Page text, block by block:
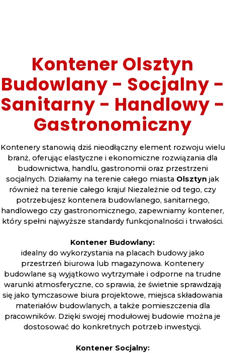
Kontener Olsztyn
Budowlany - Socjalny -
Sanitarny - Handlowy -
Gastronomiczny
Kontenery stanowią dziś nieodłączny element rozwoju wielu
branż, oferując elastyczne i ekonomiczne rozwiązania dla
budownictwa, handlu, gastronomii oraz przestrzeni
socjalnych. Działamy na terenie całego miasta Olsztyn jak
również na terenie całego kraju! Niezależnie od tego, czy
potrzebujesz kontenera budowlanego, sanitarnego,
handlowego czy gastronomicznego, zapewniamy kontener,
który spełni najwyższe standardy funkcjonalności i trwałości.
Kontener Budowlany:
idealny do wykorzystania na placach budowy jako
przestrzeń biurowa lub magazynowa. Kontenery
budowlane są wyjątkowo wytrzymałe i odporne na trudne
warunki atmosferyczne, co sprawia, że świetnie sprawdzają
się jako tymczasowe biura projektowe, miejsca składowania
materiałów budowlanych, a także pomieszczenia dla
pracowników. Dzięki swojej modułowej budowie można je
dostosować do konkretnych potrzeb inwestycji.
Kontener Socjalny: